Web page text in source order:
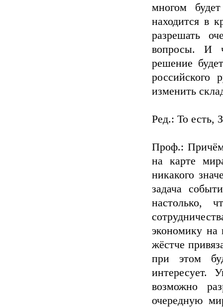
многом
находится в
разрешать
вопросы. И
решение
российского
изменить
Ред.: То есть,
Проф.: Причём
на карте
никакого
задача
настолько,
экономику на
жёстче
при этом
интересует.
возможно
очередную